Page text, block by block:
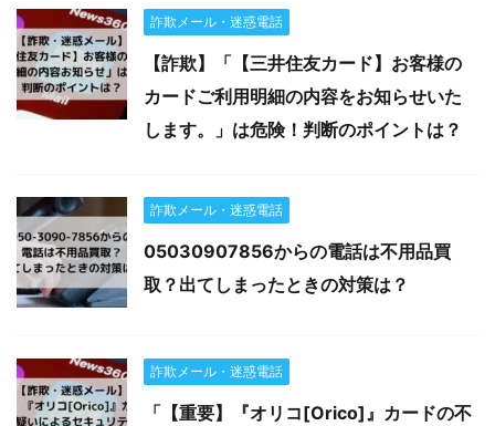
詐欺メール・迷惑電話
【詐欺】「【三井住友カード】お客様の
カードご利用明細の内容をお知らせいた
します。」は危険！判断のポイントは？
詐欺メール・迷惑電話
05030907856からの電話は不用品買
取？出てしまったときの対策は？
詐欺メール・迷惑電話
「【重要】『オリコ[Orico]』カードの不